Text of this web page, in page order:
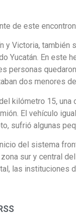
de este
y Victoria,
Yucatán. En este
personas
dos menores
kilómetro 15,
El vehículo
sufrió algunas
del sistema
sur y central
las instituciones